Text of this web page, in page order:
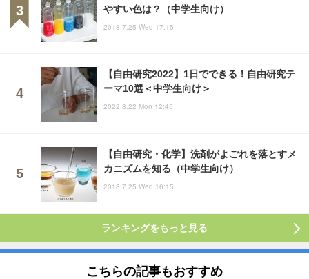
やすい色は？（中学生向け）
2018.7.25 Wed 17:15
【自由研究2022】1日でできる！自由研究テ
ーマ10選＜中学生向け＞
2022.8.22 Mon 12:45
【自由研究・化学】洗剤がよごれを落とすメ
カニズムを知る（中学生向け）
2018.7.25 Wed 16:15
ランキングをもっと見る
こちらの記事もおすすめ